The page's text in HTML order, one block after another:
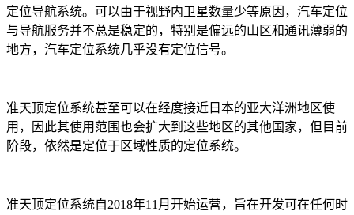
定位导航系统。可以由于视野内卫星数量少等原因，汽车定位
与导航服务并不总是稳定的，特别是偏远的山区和通讯薄弱的
地方，汽车定位系统几乎没有定位信号。
准天顶定位系统甚至可以在经度接近日本的亚大洋洲地区使
用，因此其使用范围也会扩大到这些地区的其他国家，但目前
阶段，依然是定位于区域性质的定位系统。
准天顶定位系统自2018年11月开始运营，旨在开发可在任何时